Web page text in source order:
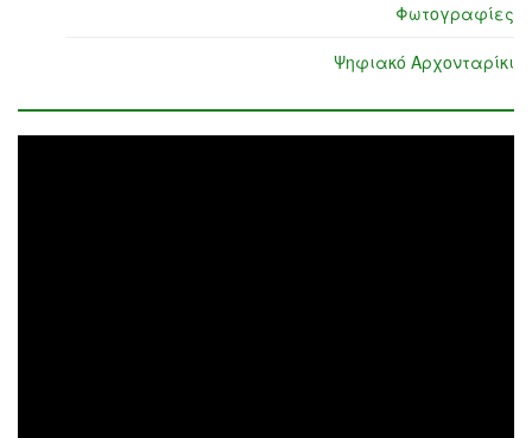
Φωτογραφίες
Ψηφιακό Αρχονταρίκι